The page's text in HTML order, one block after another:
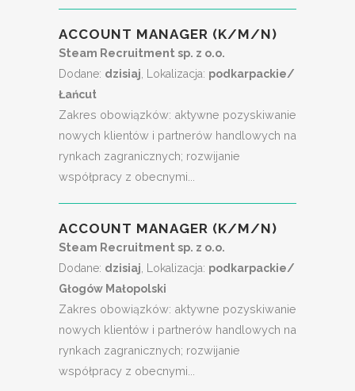
ACCOUNT MANAGER (K/M/N)
Steam Recruitment sp. z o.o.
Dodane: dzisiaj , Lokalizacja: podkarpackie/
Łańcut
Zakres obowiązków: aktywne pozyskiwanie
nowych klientów i partnerów handlowych na
rynkach zagranicznych; rozwijanie
współpracy z obecnymi...
ACCOUNT MANAGER (K/M/N)
Steam Recruitment sp. z o.o.
Dodane: dzisiaj , Lokalizacja: podkarpackie/
Głogów Małopolski
Zakres obowiązków: aktywne pozyskiwanie
nowych klientów i partnerów handlowych na
rynkach zagranicznych; rozwijanie
współpracy z obecnymi...